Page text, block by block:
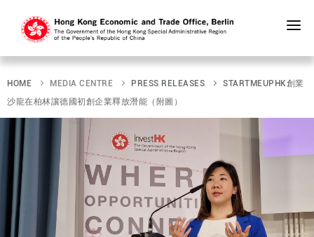
Skip
main
content
HOME MEDIA CENTRE PRESS RELEASES
STARTMEUPHK創業
沙龍在柏林讓德國初創企業釋放潛能（附圖）